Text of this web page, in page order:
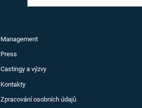
Management
Press
Castingy a výzvy
Kontakty
Zpracování osobních údajů